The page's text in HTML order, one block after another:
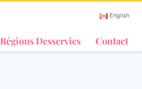
English
Régions Desservies Contact